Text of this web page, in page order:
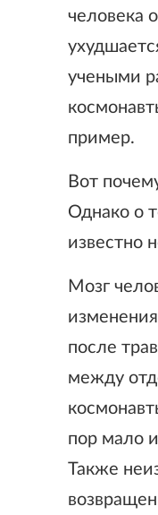
человека
учеными
пример.
Вот
Однако о
известно
Мозг
после
между
пор мало
Также